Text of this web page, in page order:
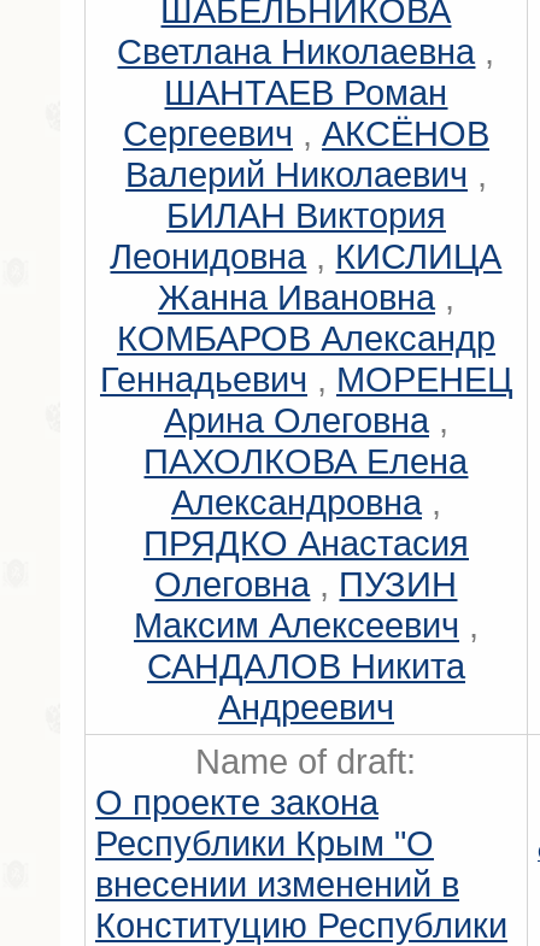
ШАБЕЛЬНИКОВА
Светлана Николаевна,
ШАНТАЕВ Роман
Сергеевич , АКСЁНОВ
Валерий Николаевич ,
БИЛАН Виктория
Леонидовна, КИСЛИЦА
Жанна Ивановна,
КОМБАРОВ Александр
Геннадьевич , МОРЕНЕЦ
Арина Олеговна,
ПАХОЛКОВА Елена
Александровна,
ПРЯДКО Анастасия
Олеговна, ПУЗИН
Максим Алексеевич ,
САНДАЛОВ Никита
Андреевич
Name of draft:
О проекте закона
Республики Крым "О
внесении изменений в
Конституцию Республики